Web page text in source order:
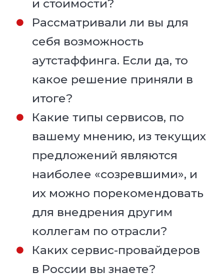
и стоимости?
Рассматривали ли вы для
себя возможность
аутстаффинга. Если да, то
какое решение приняли в
итоге?
Какие типы сервисов, по
вашему мнению, из текущих
предложений являются
наиболее «созревшими», и
их можно порекомендовать
для внедрения другим
коллегам по отрасли?
Каких сервис-провайдеров
в России вы знаете?